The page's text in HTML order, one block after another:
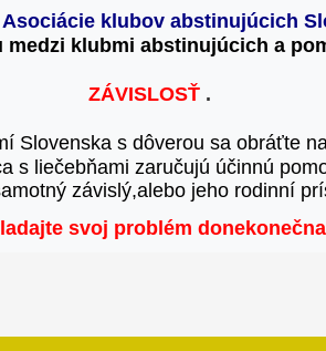
klubov abstinujúcich
medzi klubmi abstinujúcich a
ZÁVISLOSŤ .
Slovenska s dôverou sa obráťte
s liečebňami zaručujú účinnú
závislý,alebo jeho rodinní
svoj problém donekonečna